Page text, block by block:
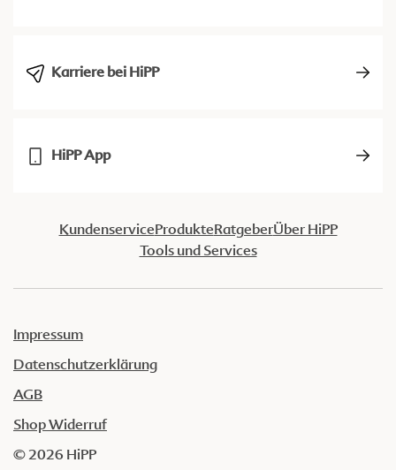
Karriere bei HiPP
HiPP App
KundenserviceProdukteRatgeberÜber HiPP
Tools und Services
Impressum
Datenschutzerklärung
AGB
Shop Widerruf
© 2026 HiPP